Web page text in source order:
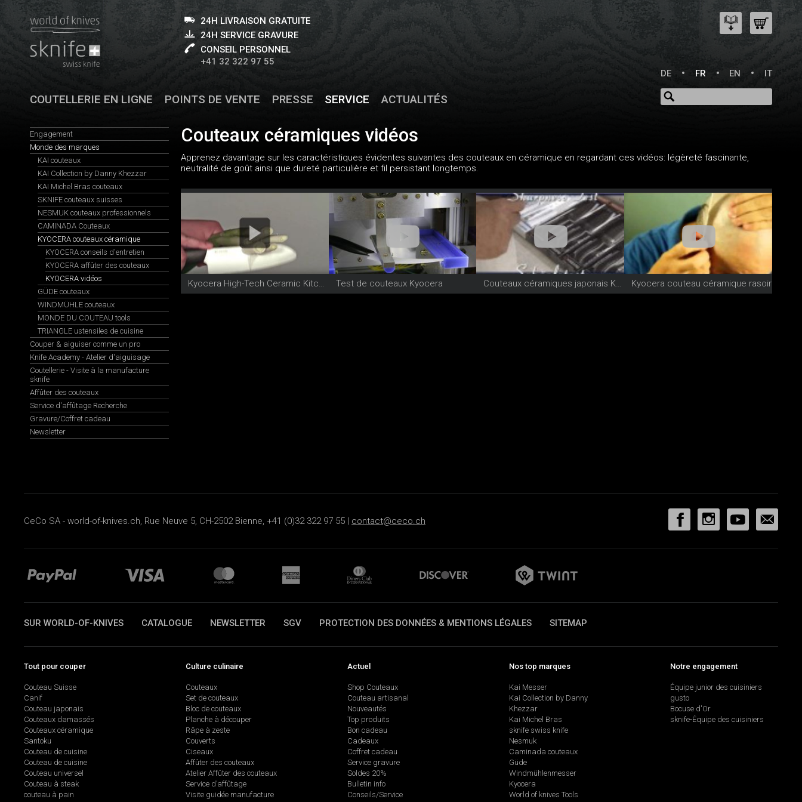
24H LIVRAISON GRATUITE
24H SERVICE GRAVURE
CONSEIL PERSONNEL
+41 32 322 97 55
DE
FR EN IT
COUTELLERIE EN LIGNE POINTS DE VENTE PRESSE SERVICE ACTUALITÉS
Engagement
Monde des marques
KAI couteaux
KAI Collection by Danny Khezzar
KAI Michel Bras couteaux
SKNIFE couteaux suisses
NESMUK couteaux professionnels
CAMINADA Couteaux
KYOCERA couteaux céramique
KYOCERA conseils d'entretien
KYOCERA affûter des couteaux
KYOCERA vidéos
GÜDE couteaux
WINDMÜHLE couteaux
MONDE DU COUTEAU tools
TRIANGLE ustensiles de cuisine
Couper & aiguiser comme un pro
Knife Academy - Atelier d'aiguisage
Coutellerie - Visite à la manufacture
sknife
Affûter des couteaux
Service d'affûtage Recherche
Gravure/Coffret cadeau
Newsletter
Couteaux céramiques vidéos
Apprenez davantage sur les caractéristiques évidentes suivantes des couteaux en céramique en regardant ces vidéos: légèreté fascinante,
neutralité de goût ainsi que dureté particulière et fil persistant longtemps.
Kyocera High-Tech Ceramic Kitchen knife Test de couteaux Kyocera Couteaux céramiques japonais Kyocera Kyocera couteau céramique rasoir
CeCo SA - world-of-knives.ch, Rue Neuve 5, CH-2502 Bienne, +41 (0)32 322 97 55 | contact@ceco.ch
SUR WORLD-OF-KNIVES CATALOGUE NEWSLETTER SGV PROTECTION DES DONNÉES & MENTIONS LÉGALES SITEMAP
Tout pour couper
Couteau Suisse
Canif
Couteau japonais
Couteaux damassés
Couteaux céramique
Santoku
Couteau de cuisine
Couteau de cuisine
Couteau universel
Couteau à steak
couteau à pain
Culture culinaire
Couteaux
Set de couteaux
Bloc de couteaux
Planche à découper
Râpe à zeste
Couverts
Ciseaux
Affûter des couteaux
Atelier Affûter des couteaux
Service d’affûtage
Visite guidée manufacture
Actuel
Shop Couteaux
Couteau artisanal
Nouveautés
Top produits
Bon cadeau
Cadeaux
Coffret cadeau
Service gravure
Soldes 20%
Bulletin info
Conseils/Service
Nos top marques
Kai Messer
Kai Collection by Danny
Khezzar
Kai Michel Bras
sknife swiss knife
Nesmuk
Caminada couteaux
Güde
Windmühlenmesser
Kyocera
World of knives Tools
Notre engagement
Équipe junior des cuisiniers
gusto
Bocuse d'Or
sknife-Équipe des cuisiniers